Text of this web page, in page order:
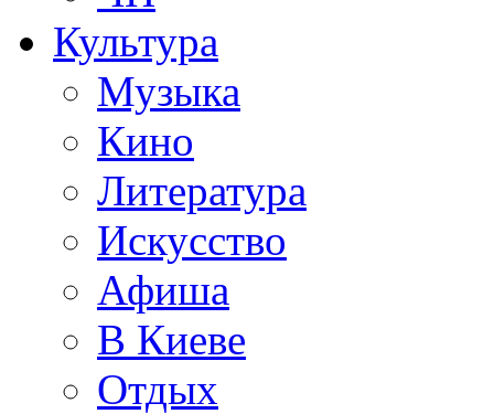
Культура
Музыка
Кино
Литература
Искусство
Афиша
В Киеве
Отдых